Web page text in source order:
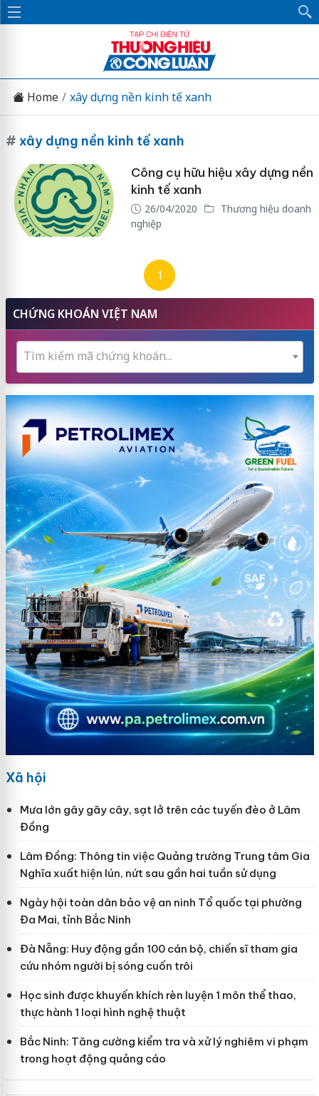
Home xây dựng nền kinh tế xanh
# xây dựng nền kinh tế xanh
Công cụ hữu hiệu xây dựng nền
kinh tế xanh
26/04/2020
Thương hiệu doanh
nghiệp
1
CHỨNG KHOÁN VIỆT NAM
Tìm kiếm mã chứng khoán...
Xã hội
Mưa lớn gây gãy cây, sạt lở trên các tuyến đèo ở Lâm
Đồng
Lâm Đồng: Thông tin việc Quảng trường Trung tâm Gia
Nghĩa xuất hiện lún, nứt sau gần hai tuần sử dụng
Ngày hội toàn dân bảo vệ an ninh Tổ quốc tại phường
Đa Mai, tỉnh Bắc Ninh
Đà Nẵng: Huy động gần 100 cán bộ, chiến sĩ tham gia
cứu nhóm người bị sóng cuốn trôi
Học sinh được khuyến khích rèn luyện 1 môn thể thao,
thực hành 1 loại hình nghệ thuật
Bắc Ninh: Tăng cường kiểm tra và xử lý nghiêm vi phạm
trong hoạt động quảng cáo